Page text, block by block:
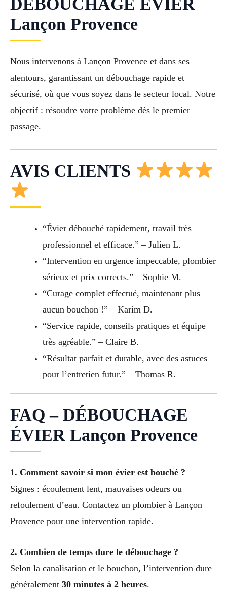
DÉBOUCHAGE ÉVIER
Lançon Provence
Nous intervenons à Lançon Provence et dans ses
alentours, garantissant un débouchage rapide et
sécurisé, où que vous soyez dans le secteur local. Notre
objectif : résoudre votre problème dès le premier
passage.
AVIS CLIENTS
“Évier débouché rapidement, travail très
professionnel et efficace.” – Julien L.
“Intervention en urgence impeccable, plombier
sérieux et prix corrects.” – Sophie M.
“Curage complet effectué, maintenant plus
aucun bouchon !” – Karim D.
“Service rapide, conseils pratiques et équipe
très agréable.” – Claire B.
“Résultat parfait et durable, avec des astuces
pour l’entretien futur.” – Thomas R.
FAQ – DÉBOUCHAGE
ÉVIER Lançon Provence
1. Comment savoir si mon évier est bouché ?
Signes : écoulement lent, mauvaises odeurs ou
refoulement d’eau. Contactez un plombier à Lançon
Provence pour une intervention rapide.
2. Combien de temps dure le débouchage ?
Selon la canalisation et le bouchon, l’intervention dure
généralement 30 minutes à 2 heures.